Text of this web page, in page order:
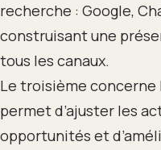
recherche : Google,
construisant une
tous les canaux.
Le troisième concerne
permet d’ajuster les
opportunités et